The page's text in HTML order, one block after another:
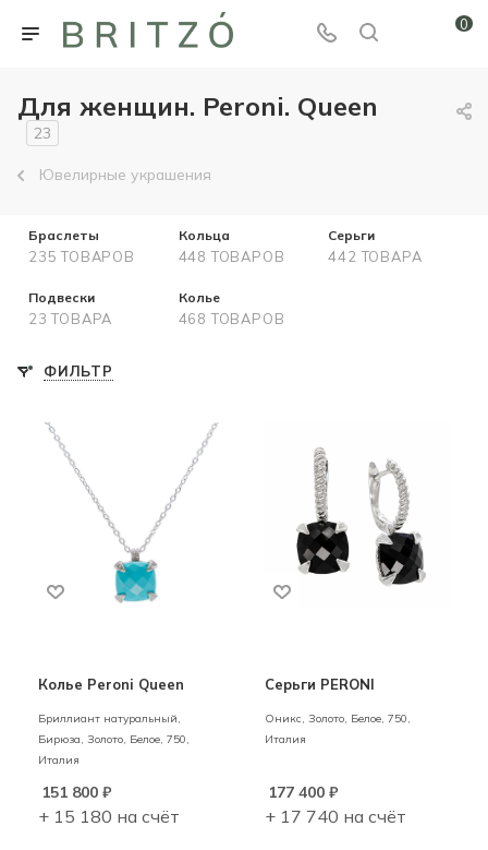
0
Для женщин. Peroni. Queen
23
Ювелирные украшения
Браслеты
235 ТОВАРОВ
Кольца
448 ТОВАРОВ
Серьги
442 ТОВАРА
Подвески
23 ТОВАРА
Колье
468 ТОВАРОВ
ФИЛЬТР
Колье Peroni Queen
Бриллиант натуральный,
Бирюза, Золото, Белое, 750,
Италия
151 800 ₽
+ 15 180 на счёт
Серьги PERONI
Оникс, Золото, Белое, 750,
Италия
177 400₽
+ 17 740 на счёт